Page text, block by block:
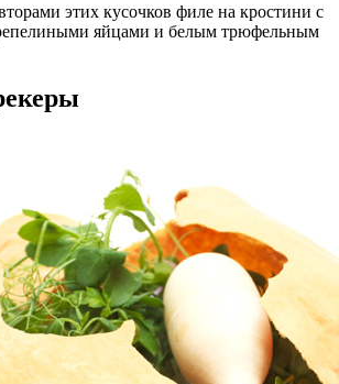
этих кусочков филе на кростини с
яйцами и белым трюфельным